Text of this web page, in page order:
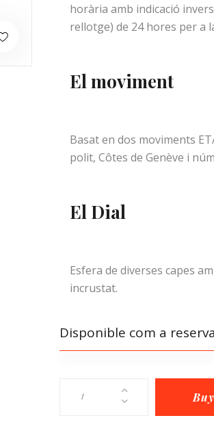
horària amb indicació
rellotge) de 24 hores per a
El moviment
Basat en dos moviments
polit, Côtes de Genève i
El Dial
Esfera de diverses capes
incrustat.
Disponible com a reserva